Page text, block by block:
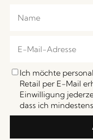
Ich möchte
Retail per E-Mail
Einwilligung
dass ich